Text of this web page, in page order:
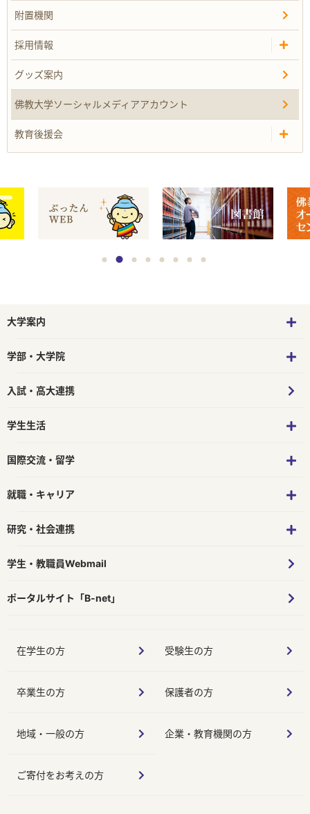
附置機関
採用情報
グッズ案内
佛教大学ソーシャルメディアアカウント
教育後援会
大学案内
学部・大学院
入試・高大連携
学生生活
国際交流・留学
就職・キャリア
研究・社会連携
学生・教職員Webmail
ポータルサイト「B-net」
在学生の方 受験生の方
卒業生の方 保護者の方
地域・一般の方 企業・教育機関の方
ご寄付をお考えの方